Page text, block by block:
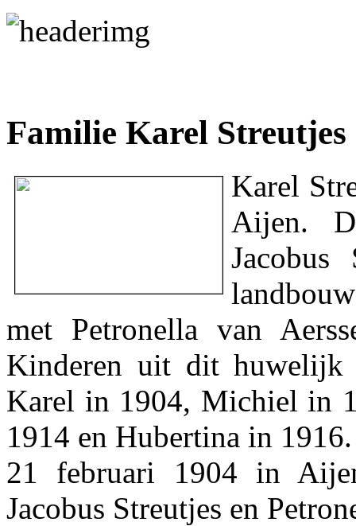
Familie Karel Streutjes
Karel
Aijen.
met Petronella van
Kinderen uit dit huwelijk
Karel in 1904, Michiel in
1914 en Hubertina in
21 februari 1904 in
Jacobus Streutjes en